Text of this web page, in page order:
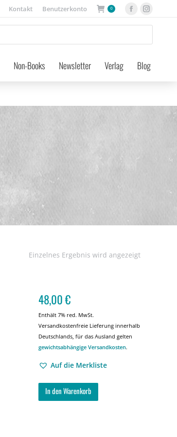
Kontakt Benutzerkonto 0
Facebook
page
new
page
new
Non-Books Newsletter Verlag Blog
Einzelnes Ergebnis wird angezeigt
48,00€
Enthält 7% red. MwSt.
Versandkostenfreie Lieferung innerhalb
Deutschlands, für das Ausland gelten
gewichtsabhängige Versandkosten.
Auf die Merkliste
In den Warenkorb